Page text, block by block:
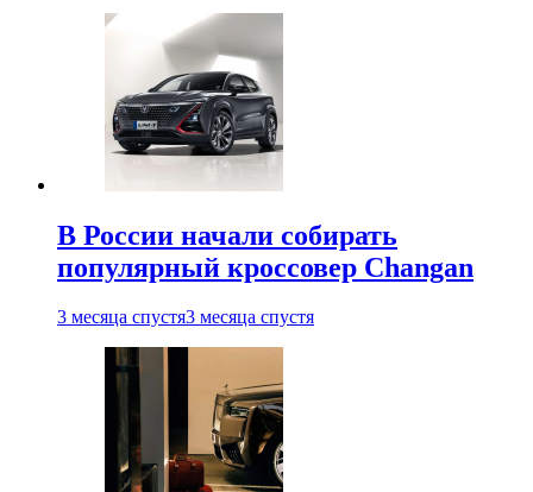
В России начали собирать
популярный кроссовер Changan
3 месяца спустя3 месяца спустя